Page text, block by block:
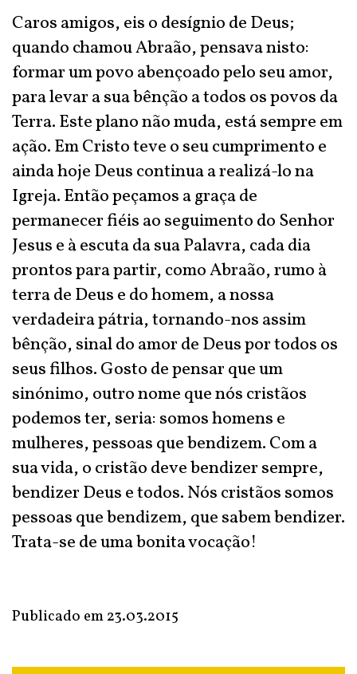
Caros amigos, eis o desígnio de Deus;
quando chamou Abraão, pensava nisto:
formar um povo abençoado pelo seu amor,
para levar a sua bênção a todos os povos da
Terra. Este plano não muda, está sempre em
ação. Em Cristo teve o seu cumprimento e
ainda hoje Deus continua a realizá-lo na
Igreja. Então peçamos a graça de
permanecer fiéis ao seguimento do Senhor
Jesus e à escuta da sua Palavra, cada dia
prontos para partir, como Abraão, rumo à
terra de Deus e do homem, a nossa
verdadeira pátria, tornando-nos assim
bênção, sinal do amor de Deus por todos os
seus filhos. Gosto de pensar que um
sinónimo, outro nome que nós cristãos
podemos ter, seria: somos homens e
mulheres, pessoas que bendizem. Com a
sua vida, o cristão deve bendizer sempre,
bendizer Deus e todos. Nós cristãos somos
pessoas que bendizem, que sabem bendizer.
Trata-se de uma bonita vocação!
Publicado em23.03.2015